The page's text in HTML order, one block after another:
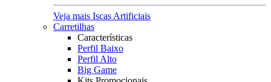
Veja mais Iscas Artificiais
Carretilhas
Características
Perfil Baixo
Perfil Alto
Big Game